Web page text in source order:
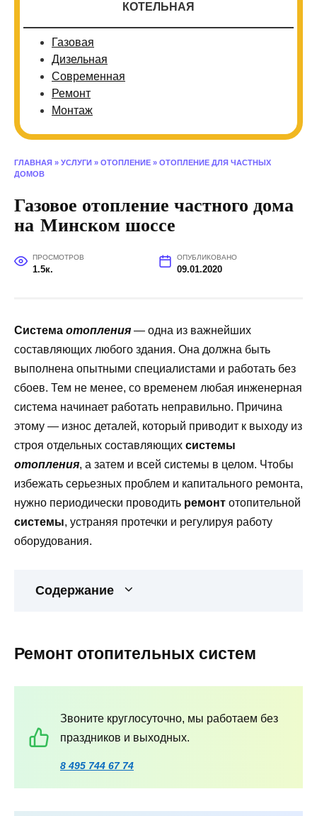
КОТЕЛЬНАЯ
Газовая
Дизельная
Современная
Ремонт
Монтаж
ГЛАВНАЯ » УСЛУГИ » ОТОПЛЕНИЕ » ОТОПЛЕНИЕ ДЛЯ ЧАСТНЫХ
ДОМОВ
Газовое отопление частного дома
на Минском шоссе
ПРОСМОТРОВ
1.5к.
ОПУБЛИКОВАНО
09.01.2020
Система отопления — одна из важнейших
составляющих любого здания. Она должна быть
выполнена опытными специалистами и работать без
сбоев. Тем не менее, со временем любая инженерная
система начинает работать неправильно. Причина
этому — износ деталей, который приводит к выходу из
строя отдельных составляющих системы
отопления, а затем и всей системы в целом. Чтобы
избежать серьезных проблем и капитального ремонта,
нужно периодически проводить ремонт отопительной
системы, устраняя протечки и регулируя работу
оборудования.
Содержание
Ремонт отопительных систем
Звоните круглосуточно, мы работаем без
праздников и выходных.
8 495 744 67 74